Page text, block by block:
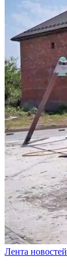
Лента новостей